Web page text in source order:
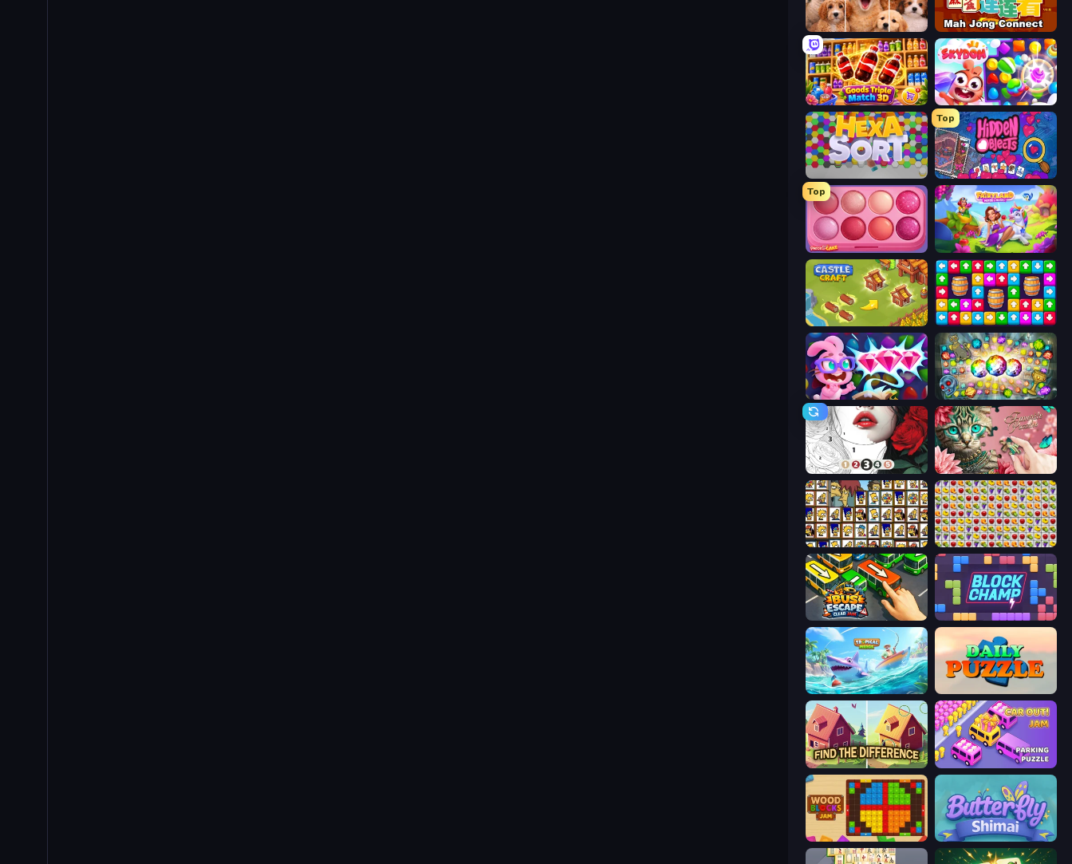
Jigpic Solitaire Mahjong Connect (Legacy)
Goods Triple Match 3D Skydom
Top
Hidden Objects
Top
Piece of Cake: Merge and Bake Fairyland Merge & Magic
Castle Craft Tap Away Story
Skydom: Reforged Forgotten Treasure 2
Numicolor Favorite Puzzles
Tiles of the Simpsons Same Game Fruit Collapse
Bus Escape: Clear Jam Block Champ
Tropical Merge
Find The Difference Car OUT! Jam Parking Puzzle
Wood Blocks Jam Butterfly Shimai